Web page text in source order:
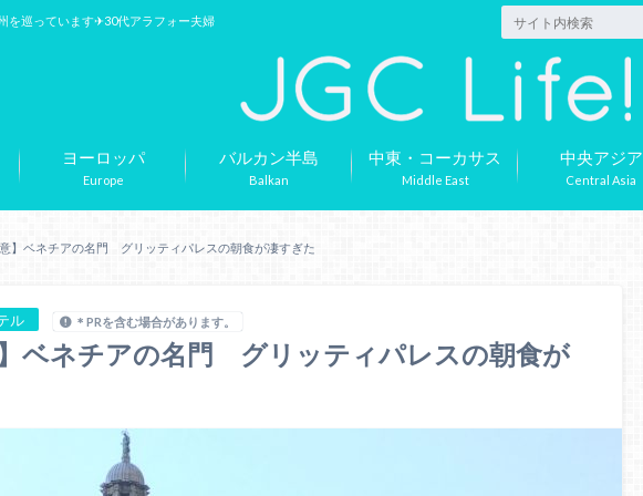
巡っています✈︎30代アラフォー夫婦
Europe
ヨーロッパ
Balkan
バルカン半島
Middle East
中東・コーカサス
Central Asia
中央アジア
意】ベネチアの名門 グリッティパレスの朝食が凄すぎた
ル ＊PRを含む場合があります。
】ベネチアの名門 グリッティパレスの朝食が